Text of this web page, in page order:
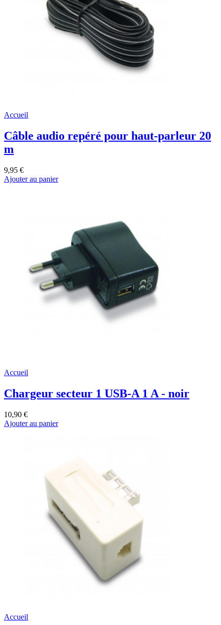
Accueil
Câble audio repéré pour haut-parleur 20
m
9,95 €
Ajouter au panier
Accueil
Chargeur secteur 1 USB-A 1 A - noir
10,90 €
Ajouter au panier
Accueil